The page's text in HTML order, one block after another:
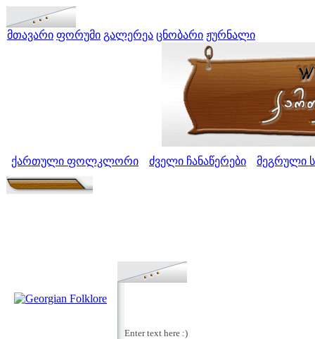
მთავარი ფორუმი გალერეა ცნობარი ჟურნალი
ქართული ფოლკლორი ძველი ჩანაწერები მეგრული
Enter text here :)